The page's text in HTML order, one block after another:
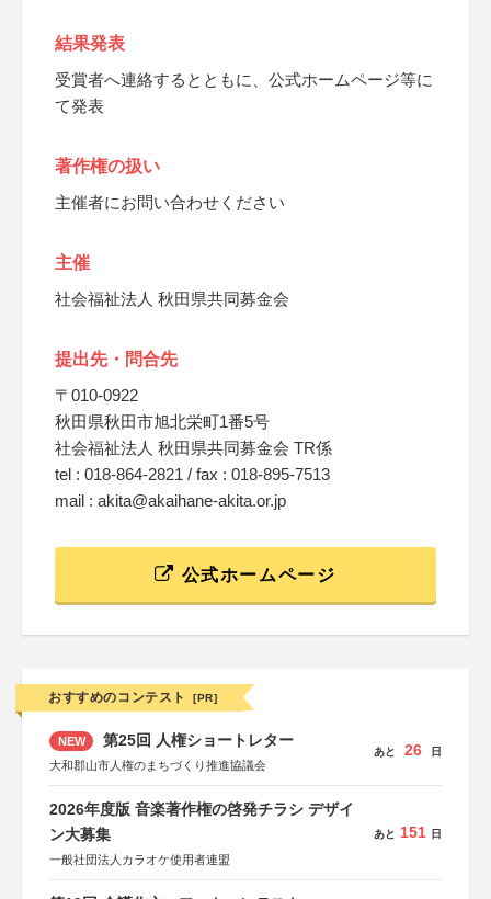
結果発表
受賞者へ連絡するとともに、公式ホームページ等に
て発表
著作権の扱い
主催者にお問い合わせください
主催
社会福祉法人 秋田県共同募金会
提出先・問合先
〒010-0922
秋田県秋田市旭北栄町1番5号
社会福祉法人 秋田県共同募金会 TR係
tel : 018-864-2821 / fax : 018-895-7513
mail : akita@akaihane-akita.or.jp
公式ホームページ
おすすめのコンテスト [PR]
NEW 第25回 人権ショートレター
大和郡山市人権のまちづくり推進協議会
あと 26 日
2026年度版 音楽著作権の啓発チラシ デザイ
ン大募集
一般社団法人カラオケ使用者連盟
あと 151 日